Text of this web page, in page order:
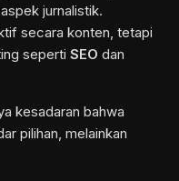
jurnalistik.
secara konten, tetapi
seperti SEO dan
kesadaran bahwa
pilihan, melainkan